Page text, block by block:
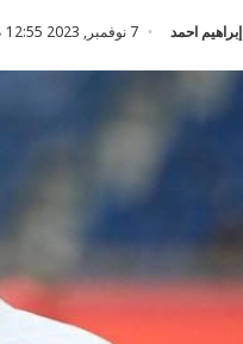
إبراهيم احمد 7 نوفمبر, 2023 12:55 ص